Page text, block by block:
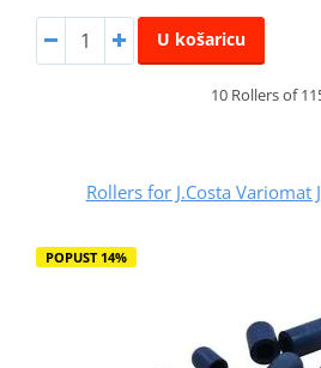
U košaricu
10 Rollers of
Rollers for J.Costa Variomat
POPUST 14%